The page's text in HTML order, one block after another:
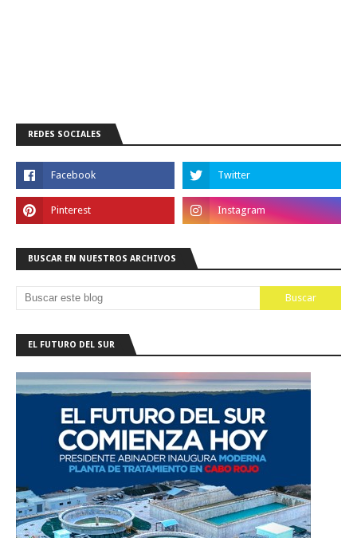
REDES SOCIALES
BUSCAR EN NUESTROS ARCHIVOS
EL FUTURO DEL SUR